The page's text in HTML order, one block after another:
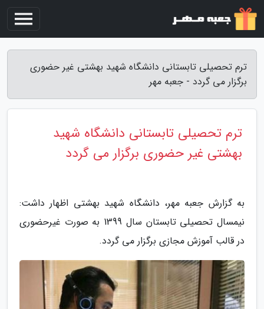
ترم تحصیلی تابستانی دانشگاه شهید بهشتی غیر حضوری
برگزار می گردد - جعبه مهر
ترم تحصیلی تابستانی دانشگاه شهید
بهشتی غیر حضوری برگزار می گردد
به گزارش جعبه مهر، دانشگاه شهید بهشتی اظهار داشت:
نیمسال تحصیلی تابستان سال 1399 به صورت غیرحضوری
در قالب آموزش مجازی برگزار می گردد.